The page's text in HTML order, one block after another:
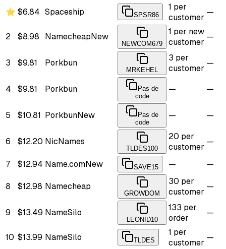
⭐ $6.84 Spaceship SPSR86
1 per
customer
—
2 $8.98 NamecheapNew
NEWCOM679
1 per new
customer
—
3 $9.81 Porkbun
MRKEHEL
3 per
customer
—
4 $9.81 Porkbun
Pas de
code
— —
5 $10.81 PorkbunNew
Pas de
code
— —
6 $12.20 NicNames
TLDES100
20 per
customer
—
7 $12.94 Name.comNew SAVE15 — —
8 $12.98 Namecheap
GROWDOM
30 per
customer
—
9 $13.49 NameSilo
LEONID10
133 per
order
—
10 $13.99 NameSilo TLDES
1 per
customer
—